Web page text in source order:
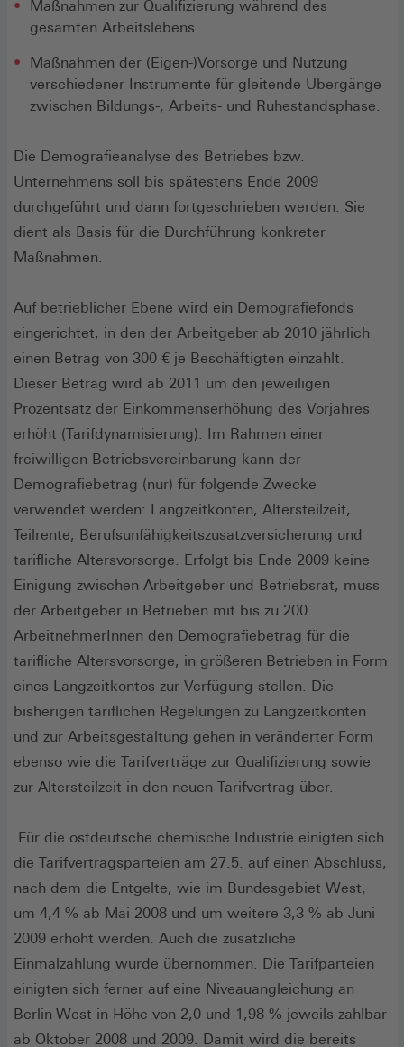
Maßnahmen zur Qualifizierung während des
gesamten Arbeitslebens
Maßnahmen der (Eigen-)Vorsorge und Nutzung
verschiedener Instrumente für gleitende Übergänge
zwischen Bildungs-, Arbeits- und Ruhestandsphase.
Die Demografieanalyse des Betriebes bzw.
Unternehmens soll bis spätestens Ende 2009
durchgeführt und dann fortgeschrieben werden. Sie
dient als Basis für die Durchführung konkreter
Maßnahmen.
Auf betrieblicher Ebene wird ein Demografiefonds
eingerichtet, in den der Arbeitgeber ab 2010 jährlich
einen Betrag von 300 € je Beschäftigten einzahlt.
Dieser Betrag wird ab 2011 um den jeweiligen
Prozentsatz der Einkommenserhöhung des Vorjahres
erhöht (Tarifdynamisierung). Im Rahmen einer
freiwilligen Betriebsvereinbarung kann der
Demografiebetrag (nur) für folgende Zwecke
verwendet werden: Langzeitkonten, Altersteilzeit,
Teilrente, Berufsunfähigkeitszusatzversicherung und
tarifliche Altersvorsorge. Erfolgt bis Ende 2009 keine
Einigung zwischen Arbeitgeber und Betriebsrat, muss
der Arbeitgeber in Betrieben mit bis zu 200
ArbeitnehmerInnen den Demografiebetrag für die
tarifliche Altersvorsorge, in größeren Betrieben in Form
eines Langzeitkontos zur Verfügung stellen. Die
bisherigen tariflichen Regelungen zu Langzeitkonten
und zur Arbeitsgestaltung gehen in veränderter Form
ebenso wie die Tarifverträge zur Qualifizierung sowie
zur Altersteilzeit in den neuen Tarifvertrag über.
Für die ostdeutsche chemische Industrie einigten sich
die Tarifvertragsparteien am 27.5. auf einen Abschluss,
nach dem die Entgelte, wie im Bundesgebiet West,
um 4,4 % ab Mai 2008 und um weitere 3,3 % ab Juni
2009 erhöht werden. Auch die zusätzliche
Einmalzahlung wurde übernommen. Die Tarifparteien
einigten sich ferner auf eine Niveauangleichung an
Berlin-West in Höhe von 2,0 und 1,98 % jeweils zahlbar
ab Oktober 2008 und 2009. Damit wird die bereits